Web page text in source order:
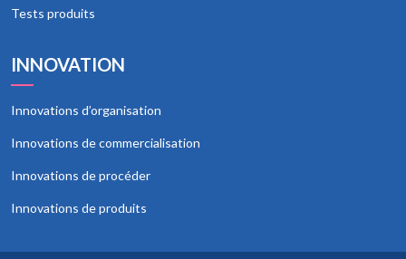
Tests produits
INNOVATION
Innovations d’organisation
Innovations de commercialisation
Innovations de procéder
Innovations de produits